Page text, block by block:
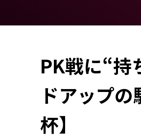
PK戦に“持
ドアップ
杯】